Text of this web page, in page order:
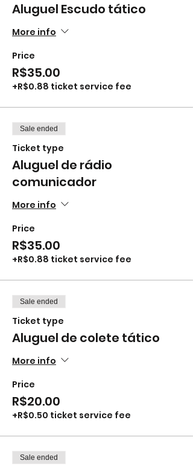
Aluguel Escudo tático
More info
Price
R$35.00
+R$0.88 ticket service fee
Sale ended
Ticket type
Aluguel de rádio
comunicador
More info
Price
R$35.00
+R$0.88 ticket service fee
Sale ended
Ticket type
Aluguel de colete tático
More info
Price
R$20.00
+R$0.50 ticket service fee
Sale ended